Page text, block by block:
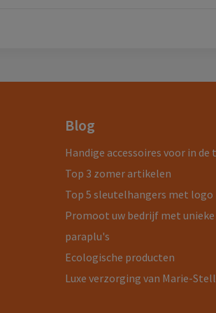
Blog
Handige accessoires voor in de
Top 3 zomer artikelen
Top 5 sleutelhangers met logo
Promoot uw bedrijf met unieke
paraplu's
Ecologische producten
Luxe verzorging van Marie-